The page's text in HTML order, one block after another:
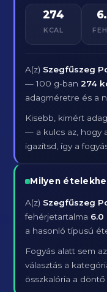
274
KCAL
A(z) Szegfűszeg
— 100 g-ban274
adagméretre és a
Kisebb, kimért
— a kulcs az, hogy
igazítsd, így a
Milyen
A(z) Szegfűszeg
fehérjetartalma 6.0
a hasonló típusú
Fogyás alatt sem
választás a
összkalória a